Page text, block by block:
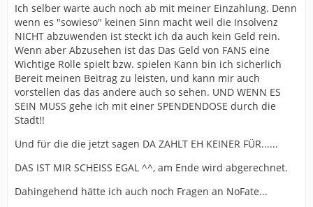
Ich selber warte auch noch ab mit meiner Einzahlung. Denn
wenn es "sowieso" keinen Sinn macht weil die Insolvenz
NICHT abzuwenden ist steckt ich da auch kein Geld rein.
Wenn aber Abzusehen ist das Das Geld von FANS eine
Wichtige Rolle spielt bzw. spielen Kann bin ich sicherlich
Bereit meinen Beitrag zu leisten, und kann mir auch
vorstellen das das andere auch so sehen. UND WENN ES
SEIN MUSS gehe ich mit einer SPENDENDOSE durch die
Stadt!!
Und für die die jetzt sagen DA ZAHLT EH KEINER FÜR......
DAS IST MIR SCHEISS EGAL ^^, am Ende wird abgerechnet.
Dahingehend hätte ich auch noch Fragen an NoFate...